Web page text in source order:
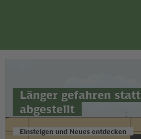
Länger gefahren statt
abgestellt
Einsteigen und Neues entdecken